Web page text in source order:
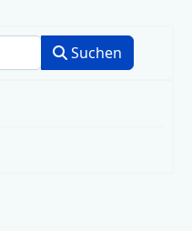
Suchen